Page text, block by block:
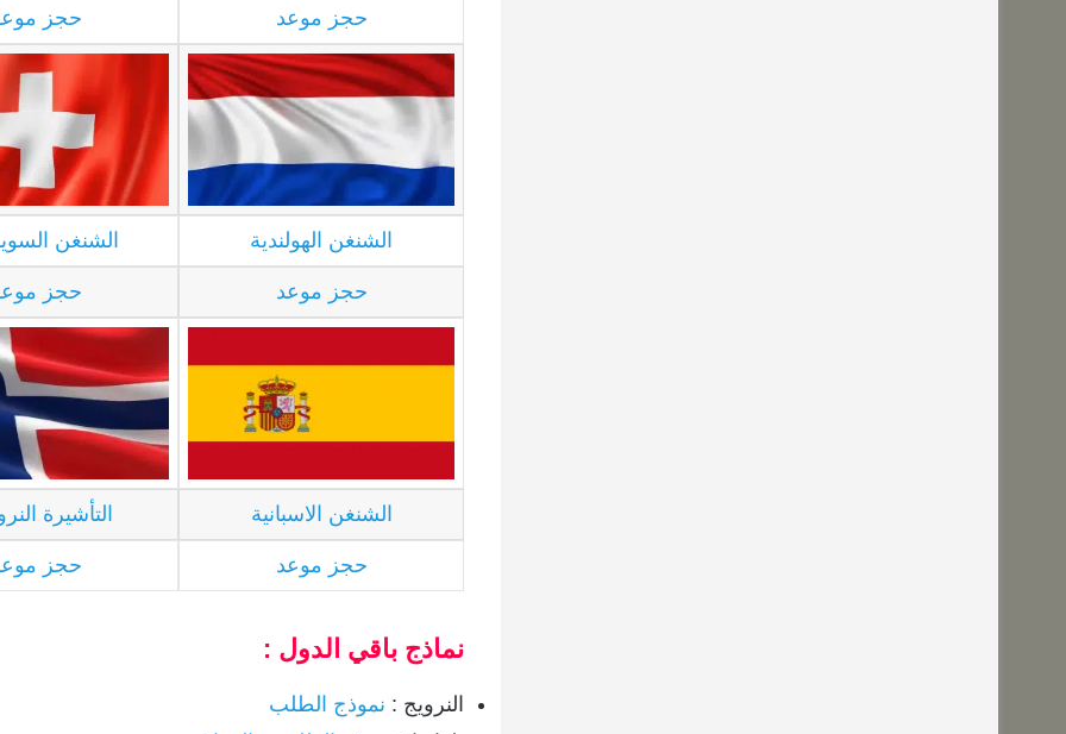
حجز موعد حجز
الشنغن الهولندية الشنغن
حجز موعد حجز
الشنغن الاسبانية التأشيرة
حجز موعد حجز
نماذج باقي الدول :
النرويج : نموذج الطلب